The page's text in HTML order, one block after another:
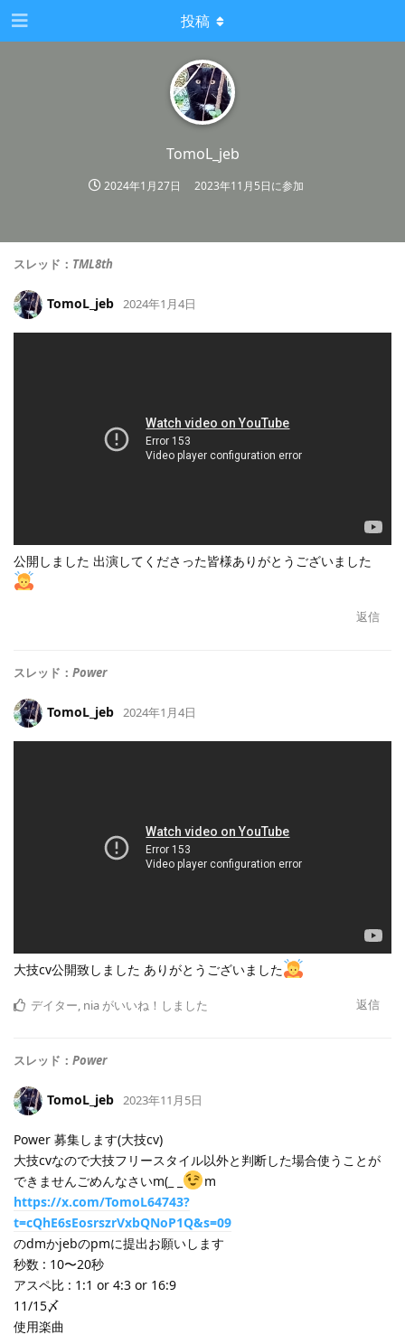
TomoL_jeb
2024年1月27日 2023年11月5日に参加
投稿
スレッド： TML8th
TomoL_jeb 2024年1月4日
公開しました 出演してくださった皆様ありがとうございました
返信
スレッド： Power
TomoL_jeb 2024年1月4日
大技cv公開致しました ありがとうございました
返信
デイター, nia がいいね！しました
スレッド： Power
TomoL_jeb 2023年11月5日
Power 募集します(大技cv)
大技cvなので大技フリースタイル以外と判断した場合使うことが
できませんごめんなさいm(_ _
m
https://x.com/TomoL64743?
t=cQhE6sEosrszrVxbQNoP1Q&s=09
のdmかjebのpmに提出お願いします
秒数 : 10〜20秒
アスペ比 : 1:1 or 4:3 or 16:9
11/15〆
使用楽曲